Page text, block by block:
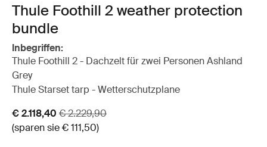
Thule Foothill 2 weather protection
bundle
Inbegriffen:
Thule Foothill 2 - Dachzelt für zwei Personen Ashland
Grey
Thule Starset tarp - Wetterschutzplane
Aktionspreis
€ 2.118,40 Originalpreis
€ 2.229,90
(sparen sie € 111,50)